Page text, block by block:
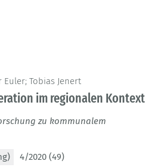
Euler; Tobias Jenert
im regionalen Kontext
zu kommunalem
4/2020 (49)